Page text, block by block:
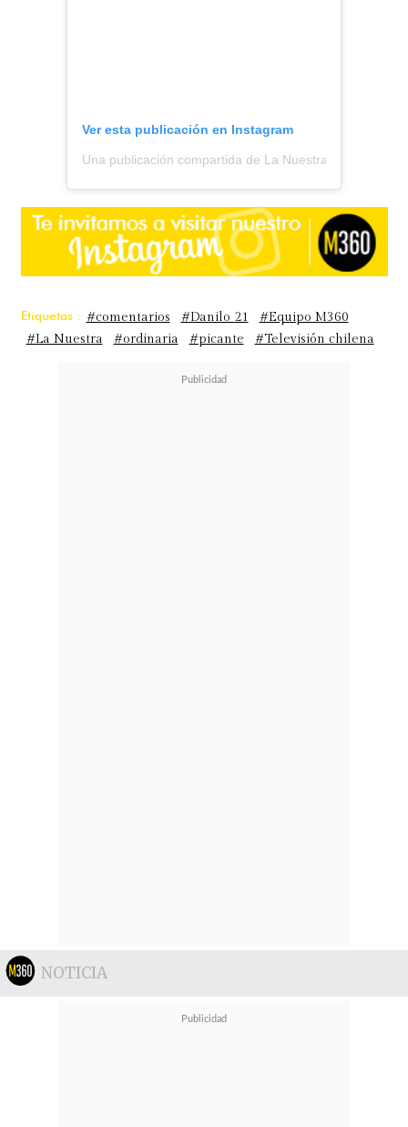
Ver esta publicación en Instagram
Una publicación compartida de La Nuestra
Etiquetas : #comentarios #Danilo 21
#Equipo M360
#La Nuestra
#ordinaria #picante #Televisión chilena
NOTICIA